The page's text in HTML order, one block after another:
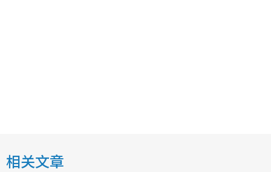
相关文章